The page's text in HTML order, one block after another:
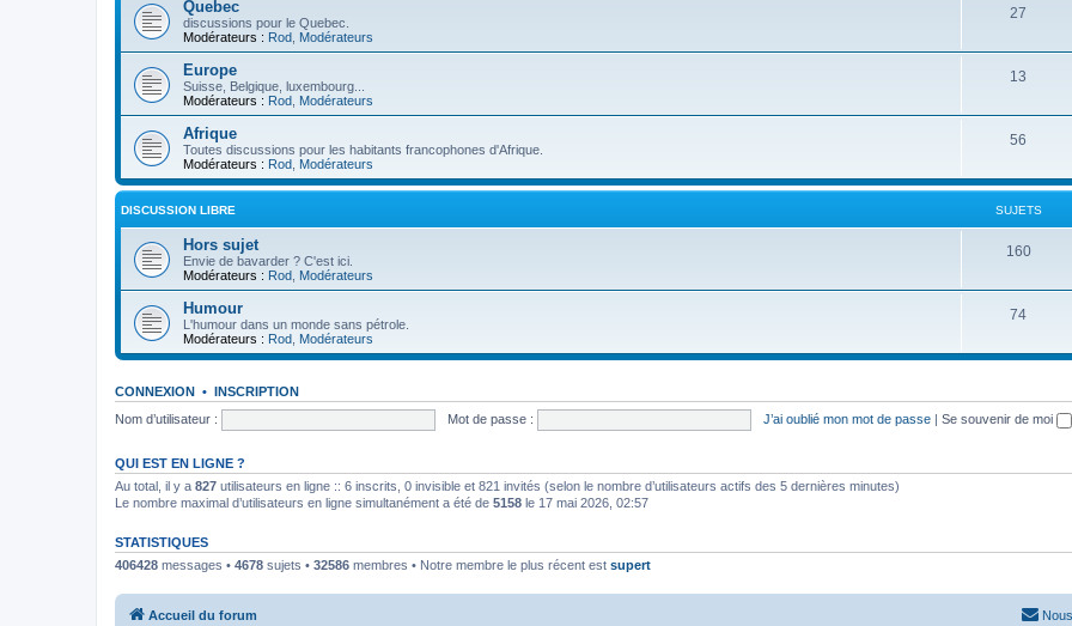
Quebec
discussions pour le Quebec.
Modérateurs : Rod Modérateurs
27
Europe
Suisse, Belgique, luxembourg...
Modérateurs : Rod Modérateurs
13
Afrique
Toutes discussions pour les habitants francophones d'Afrique.
Modérateurs : Rod Modérateurs
56
DISCUSSION LIBRE SUJETS
Hors sujet
Envie de bavarder ? C'est ici.
Modérateurs : Rod Modérateurs
160
Humour
L'humour dans un monde sans pétrole.
Modérateurs : Rod Modérateurs
74
CONNEXION • INSCRIPTION
Nom d’utilisateur :
Mot de passe : J’ai oublié mon mot de passe | Se souvenir de moi
QUI EST EN LIGNE ?
Au total, il y a 827 utilisateurs en ligne :: 6 inscrits, 0 invisible et 821 invités (selon le nombre d’utilisateurs actifs des 5 dernières minutes)
Le nombre maximal d’utilisateurs en ligne simultanément a été de 5158 le 17 mai 2026, 02:57
STATISTIQUES
406428 messages • 4678 sujets • 32586 membres • Notre membre le plus récent est supert
Accueil du forum